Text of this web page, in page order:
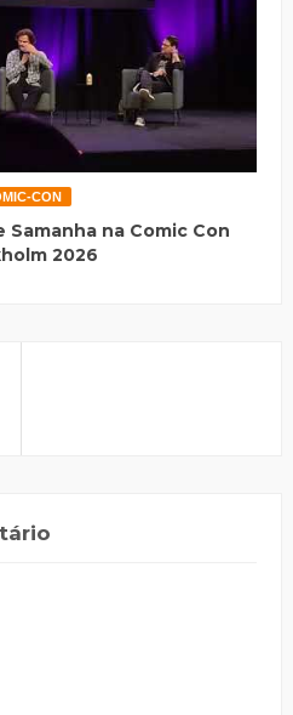
CON
Samanha na Comic Con
2026